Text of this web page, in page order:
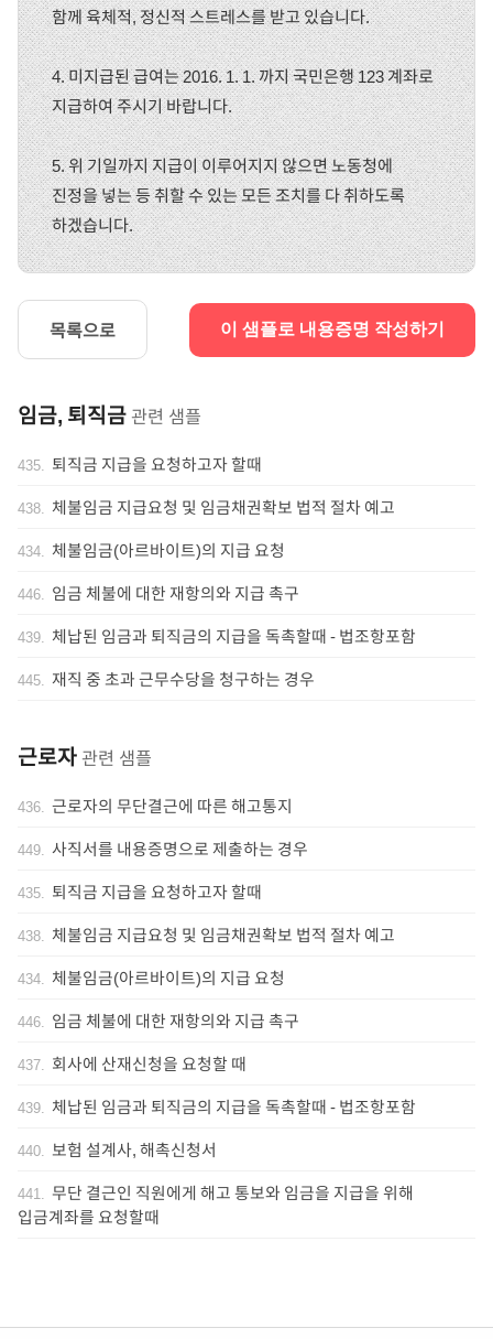
함께 육체적, 정신적 스트레스를 받고 있습니다.
4. 미지급된 급여는 2016. 1. 1. 까지 국민은행 123 계좌로
지급하여 주시기 바랍니다.
5. 위 기일까지 지급이 이루어지지 않으면 노동청에
진정을 넣는 등 취할 수 있는 모든 조치를 다 취하도록
하겠습니다.
목록으로 이 샘플로 내용증명 작성하기
임금, 퇴직금 관련 샘플
435. 퇴직금 지급을 요청하고자 할때
438. 체불임금 지급요청 및 임금채권확보 법적 절차 예고
434. 체불임금(아르바이트)의 지급 요청
446. 임금 체불에 대한 재항의와 지급 촉구
439. 체납된 임금과 퇴직금의 지급을 독촉할때 - 법조항포함
445. 재직 중 초과 근무수당을 청구하는 경우
근로자 관련 샘플
436. 근로자의 무단결근에 따른 해고통지
449. 사직서를 내용증명으로 제출하는 경우
435. 퇴직금 지급을 요청하고자 할때
438. 체불임금 지급요청 및 임금채권확보 법적 절차 예고
434. 체불임금(아르바이트)의 지급 요청
446. 임금 체불에 대한 재항의와 지급 촉구
437. 회사에 산재신청을 요청할 때
439. 체납된 임금과 퇴직금의 지급을 독촉할때 - 법조항포함
440. 보험 설계사, 해촉신청서
441. 무단 결근인 직원에게 해고 통보와 임금을 지급을 위해
입금계좌를 요청할때